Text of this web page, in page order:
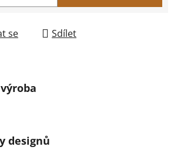
se Sdílet
designů